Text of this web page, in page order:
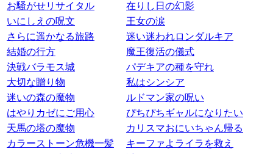
お騒がせリサイタル
在りし日の幻影
いにしえの呪文
王女の涙
さらに遥かなる旅路
迷い迷われロンダルキア
結婚の行方
魔王復活の儀式
決戦バラモス城
パデキアの種を守れ
大切な贈り物
私はシンシア
迷いの森の魔物
ルドマン家の呪い
はやりカゼにご用心
ぴちぴちギャルになりたい
天馬の塔の魔物
カリスマおにいちゃん帰る
カラーストーン危機一髪
キーファよライラを救え